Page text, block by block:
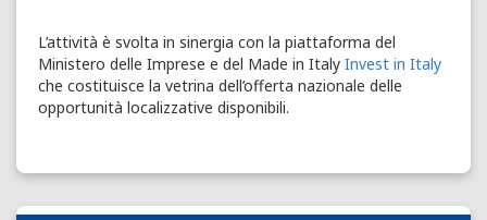
L’attività è svolta in sinergia con la piattaforma del
Ministero delle Imprese e del Made in Italy Invest in Italy
che costituisce la vetrina dell’offerta nazionale delle
opportunità localizzative disponibili.